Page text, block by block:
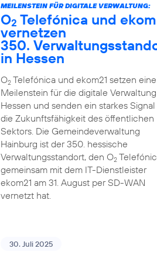
MEILENSTEIN FÜR DIGITALE VERWALTUNG:
O2 Telefónica und
vernetzen
350.
in Hessen
O2Telefónica und ekom21 setzen
Meilenstein für die digitale
Hessen und senden ein starkes
die Zukunftsfähigkeit des öffentlichen
Sektors. Die Gemeindeverwaltung
Hainburg ist der 350. hessische
Verwaltungsstandort, den O2
gemeinsam mit dem IT-Dienstleister
ekom21 am 31. August per SD-WAN
vernetzt hat.
30. Juli 2025